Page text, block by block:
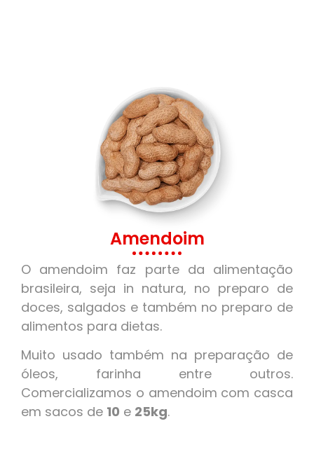
Amendoim
O amendoim faz parte da alimentação
brasileira, seja in natura, no preparo de
doces, salgados e também no preparo de
alimentos para dietas.
Muito usado também na preparação de
óleos, farinha entre outros.
Comercializamos o amendoim com casca
em sacos de 10 e 25kg.